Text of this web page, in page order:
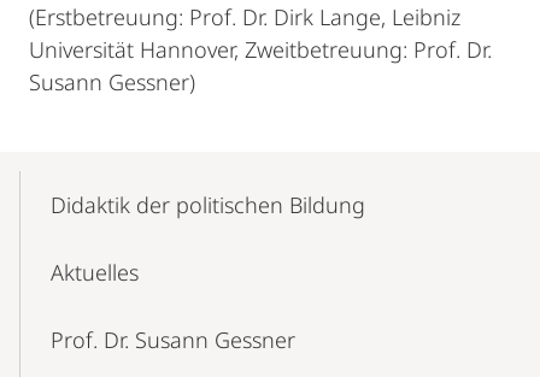
(Erstbetreuung: Prof. Dr. Dirk Lange, Leibniz
Universität Hannover, Zweitbetreuung: Prof. Dr.
Susann Gessner)
NavigationDidaktik der politischen Bildung
Aktuelles
Prof. Dr. Susann Gessner